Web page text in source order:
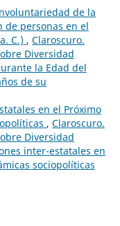
de la
de personas en el
C.) , Claroscuro.
Diversidad
la Edad del
de su
en el Próximo
, Claroscuro.
Diversidad
inter-estatales en
sociopolíticas